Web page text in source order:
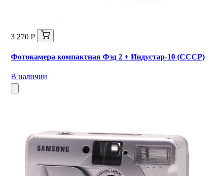
3 270 Р
Фотокамера компактная Фэд 2 + Индустар-10 (СССР)
В наличии